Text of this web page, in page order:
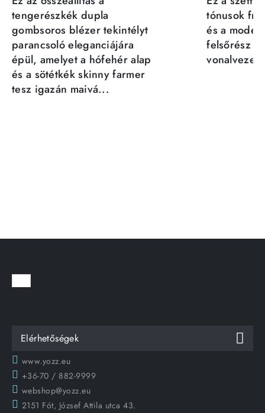
tengerészkék dupla
gombsoros blézer tekintélyt
parancsoló eleganciájára
épül, amelyet a hófehér alap
és a sötétkék skinny farmer
tesz igazán maivá...
tónusok
és a
felsőrész
Elérhetőségek
www.yozz.eu
+36-70 / 882-9999
webshop@yozz.eu
2151 Fót, József Attila utca 43.